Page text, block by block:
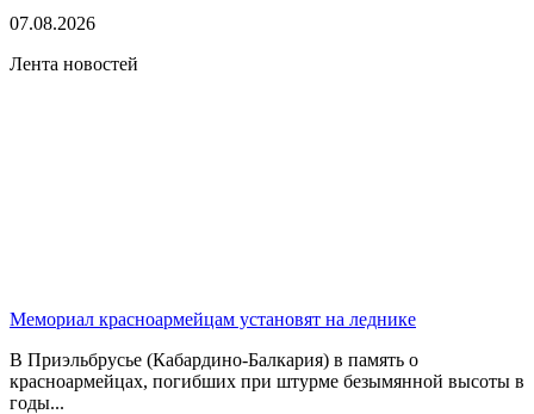
07.08.2026
Лента новостей
Мемориал красноармейцам установят на леднике
В Приэльбрусье (Кабардино-Балкария) в память о
красноармейцах, погибших при штурме безымянной высоты в
годы...